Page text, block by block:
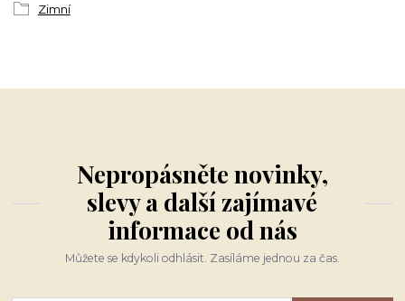
Zimní
Nepropásněte novinky,
slevy a další zajímavé
informace od nás
Můžete se kdykoli odhlásit. Zasíláme jednou za čas.